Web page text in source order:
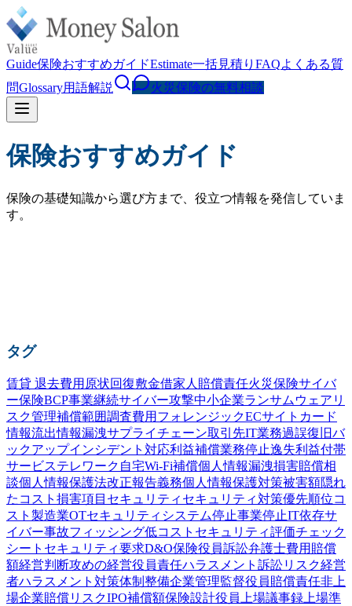
Guide保険おすすめガイドEstimate一括見積り FAQよくある質
問Glossary用語解説 火災保険の無料相談
保険おすすめガイド
保険の基礎知識から選び方まで、役立つ情報を発信していま
す。
タグ
賃貸 退去費用 原状回復敷金借家人賠償責任火災保険サイバ
ー保険BCP事業継続サイバー攻撃中小企業ランサムウェア リ
スク管理補償範囲調査費用 フォレンジックECサイト カード
情報流出情報漏洩サプライチェーン取引先IT業務過誤復旧バ
ックアップインシデント対応利益補償業務停止逸失利益付帯
サービステレワーク 自宅Wi-Fi補償個人情報漏洩損害賠償相
談個人情報保護法改正報告義務個人情報保護対策被害額隠れ
たコスト 損害項目 セキュリティ セキュリティ対策優先順位コ
スト 製造業OTセキュリティ システム停止事業停止IT依存サ
イバー事故フィッシング低コスト セキュリティ評価チェック
シート セキュリティ要求D&O保険役員訴訟弁護士費用 賠償
額経営判断攻めの経営役員責任ハラスメント 訴訟リスク経営
者ハラスメント対策体制整備企業管理監督役員賠償責任非上
場企業賠償リスクIPO補償額保険設計役員 上場議事録 上場準